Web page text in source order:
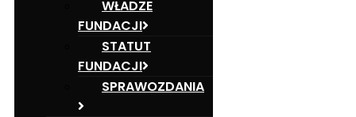
WŁADZE
FUNDACJI
STATUT
FUNDACJI
SPRAWOZDANIA